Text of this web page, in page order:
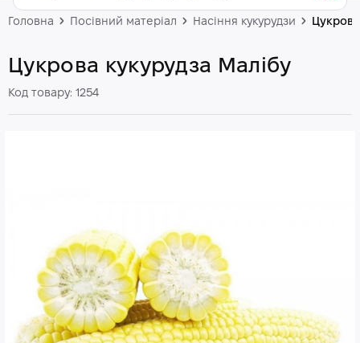
Головна Посівний матеріал Насіння кукурудзи
Цукрова кукурудза Малібу
Код товару: 1254